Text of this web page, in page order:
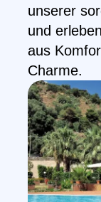
unserer
und
aus
Charme.